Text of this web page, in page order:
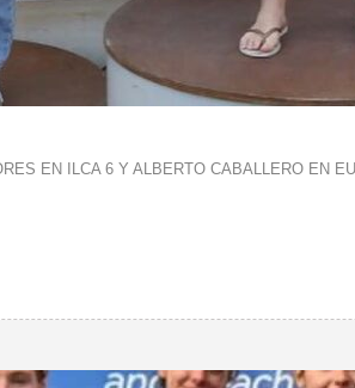
EN ILCA 6 Y ALBERTO CABALLERO EN